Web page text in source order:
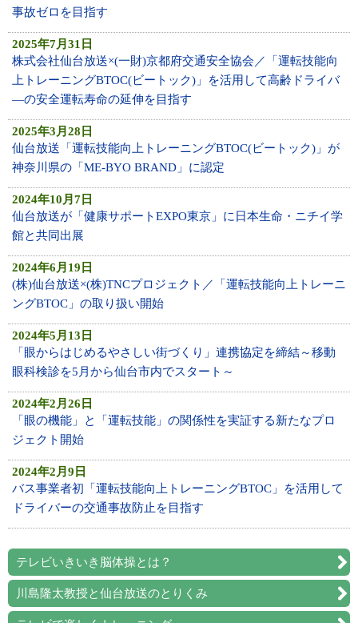
事故ゼロを目指す
2025年7月31日
株式会社仙台放送×(一財)京都府交通安全協会／「運転技能向
上トレーニングBTOC(ビートック)」を活用して高齢ドライバ
―の安全運転寿命の延伸を目指す
2025年3月28日
仙台放送「運転技能向上トレーニングBTOC(ビートック)」が
神奈川県の「ME‐BYO BRAND」に認定
2024年10月7日
仙台放送が「健康サポートEXPO東京」に日本生命・ニチイ学
館と共同出展
2024年6月19日
(株)仙台放送×(株)TNCプロジェクト／「運転技能向上トレーニ
ングBTOC」の取り扱い開始
2024年5月13日
「眼からはじめるやさしい街づくり」連携協定を締結～移動
眼科検診を5月から仙台市内でスタート～
2024年2月26日
「眼の機能」と「運転技能」の関係性を実証する新たなプロ
ジェクト開始
2024年2月9日
バス事業者初「運転技能向上トレーニングBTOC」を活用して
ドライバーの交通事故防止を目指す
テレビいきいき脳体操とは？
川島隆太教授と仙台放送のとりくみ